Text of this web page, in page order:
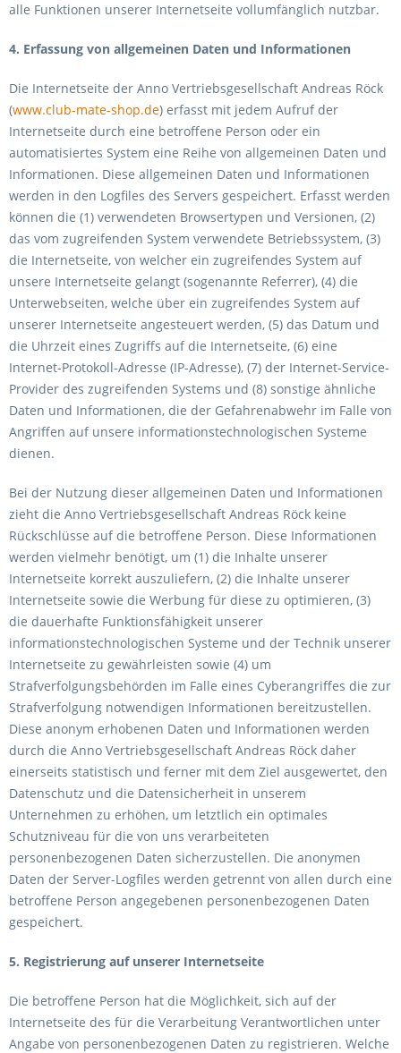
alle Funktionen unserer Internetseite vollumfänglich nutzbar.
4. Erfassung von allgemeinen Daten und Informationen
Die Internetseite der Anno Vertriebsgesellschaft Andreas Röck
(www.club-mate-shop.de) erfasst mit jedem Aufruf der
Internetseite durch eine betroffene Person oder ein
automatisiertes System eine Reihe von allgemeinen Daten und
Informationen. Diese allgemeinen Daten und Informationen
werden in den Logfiles des Servers gespeichert. Erfasst werden
können die (1) verwendeten Browsertypen und Versionen, (2)
das vom zugreifenden System verwendete Betriebssystem, (3)
die Internetseite, von welcher ein zugreifendes System auf
unsere Internetseite gelangt (sogenannte Referrer), (4) die
Unterwebseiten, welche über ein zugreifendes System auf
unserer Internetseite angesteuert werden, (5) das Datum und
die Uhrzeit eines Zugriffs auf die Internetseite, (6) eine
Internet-Protokoll-Adresse (IP-Adresse), (7) der Internet-Service-
Provider des zugreifenden Systems und (8) sonstige ähnliche
Daten und Informationen, die der Gefahrenabwehr im Falle von
Angriffen auf unsere informationstechnologischen Systeme
dienen.
Bei der Nutzung dieser allgemeinen Daten und Informationen
zieht die Anno Vertriebsgesellschaft Andreas Röck keine
Rückschlüsse auf die betroffene Person. Diese Informationen
werden vielmehr benötigt, um (1) die Inhalte unserer
Internetseite korrekt auszuliefern, (2) die Inhalte unserer
Internetseite sowie die Werbung für diese zu optimieren, (3)
die dauerhafte Funktionsfähigkeit unserer
informationstechnologischen Systeme und der Technik unserer
Internetseite zu gewährleisten sowie (4) um
Strafverfolgungsbehörden im Falle eines Cyberangriffes die zur
Strafverfolgung notwendigen Informationen bereitzustellen.
Diese anonym erhobenen Daten und Informationen werden
durch die Anno Vertriebsgesellschaft Andreas Röck daher
einerseits statistisch und ferner mit dem Ziel ausgewertet, den
Datenschutz und die Datensicherheit in unserem
Unternehmen zu erhöhen, um letztlich ein optimales
Schutzniveau für die von uns verarbeiteten
personenbezogenen Daten sicherzustellen. Die anonymen
Daten der Server-Logfiles werden getrennt von allen durch eine
betroffene Person angegebenen personenbezogenen Daten
gespeichert.
5. Registrierung auf unserer Internetseite
Die betroffene Person hat die Möglichkeit, sich auf der
Internetseite des für die Verarbeitung Verantwortlichen unter
Angabe von personenbezogenen Daten zu registrieren. Welche